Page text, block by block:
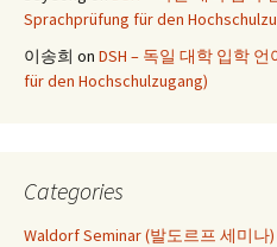
Sprachprüfung für den
이송희 on DSH – 독일 대학 입학
für den Hochschulzugang)
Categories
Waldorf Seminar (발도르프 세미나)